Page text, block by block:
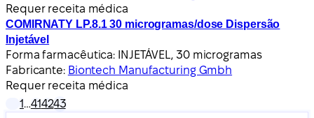
Requer receita médica
COMIRNATY LP.8.1 30 microgramas/dose Dispersão
Injetável
Forma farmacêutica: INJETÁVEL, 30 microgramas
Fabricante: Biontech Manufacturing Gmbh
Requer receita médica
1…414243